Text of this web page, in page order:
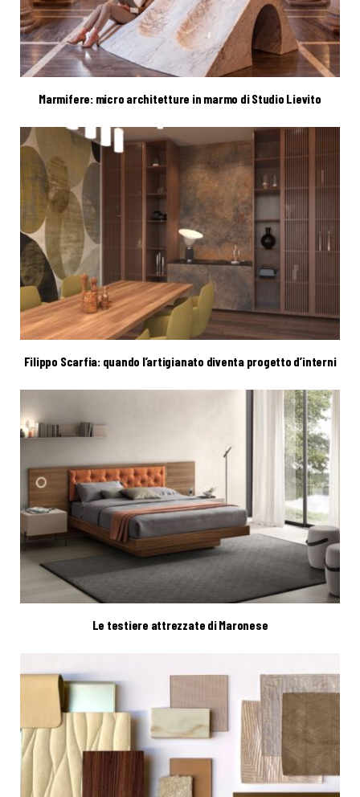
Marmifere: micro architetture in marmo di Studio Lievito
Filippo Scarfia: quando l’artigianato diventa progetto d’interni
Le testiere attrezzate di Maronese